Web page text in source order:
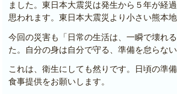
ました。東日本大震災は発生から５年が経
思われます。東日本大震災より小さい熊本
今回の災害も「日常の生活は、一瞬で壊れ
た。自分の身は自分で守る、準備を怠らな
これは、衛生にしても然りです。日頃の準
食事提供をお願いします。